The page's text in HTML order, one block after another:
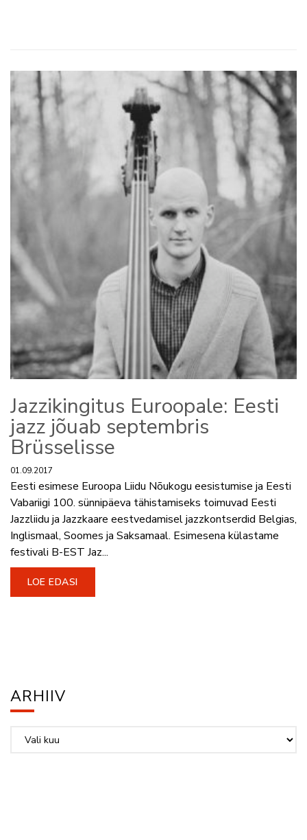
Jazzikingitus Euroopale: Eesti
jazz jõuab septembris
Brüsselisse
01.09.2017
Eesti esimese Euroopa Liidu Nõukogu eesistumise ja Eesti
Vabariigi 100. sünnipäeva tähistamiseks toimuvad Eesti
Jazzliidu ja Jazzkaare eestvedamisel jazzkontserdid Belgias,
Inglismaal, Soomes ja Saksamaal. Esimesena külastame
festivali B-EST Jaz...
LOE EDASI
ARHIIV